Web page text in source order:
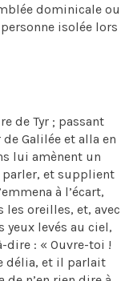
dominicale ou
isolée lors
de Tyr ; passant
Galilée et alla en
lui amènent un
et supplient
à l’écart,
oreilles, et, avec
yeux levés au ciel,
dire : « Ouvre-toi !
délia, et il parlait